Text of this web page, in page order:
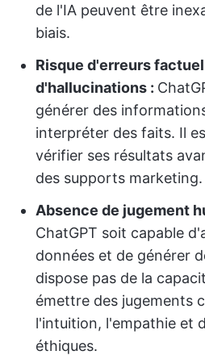
de l'IA peuvent être
biais.
Risque d'erreurs
d'hallucinations :
générer des
interpréter des faits. Il
vérifier ses résultats
des supports marketing.
Absence de jugement
ChatGPT soit capable
données et de générer
dispose pas de la
émettre des jugements
l'intuition, l'empathie et
éthiques.